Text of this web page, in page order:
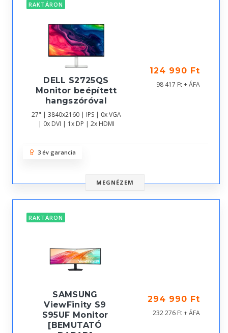
RAKTÁRON
DELL S2725QS
Monitor beépített
hangszóróval
27" | 3840x2160 | IPS | 0x VGA
| 0x DVI | 1x DP | 2x HDMI
124 990 Ft
98 417 Ft + ÁFA
3 év garancia
MEGNÉZEM
RAKTÁRON
SAMSUNG
ViewFinity S9
S95UF Monitor
[BEMUTATÓ
294 990 Ft
232 276 Ft + ÁFA